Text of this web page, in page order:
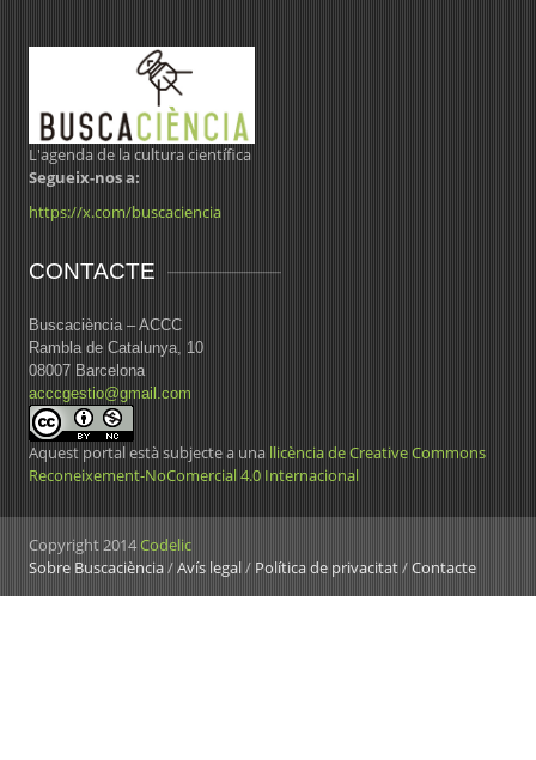
L'agenda de la cultura científica
Segueix-nos a:
https://x.com/buscaciencia
CONTACTE
Buscaciència – ACCC
Rambla de Catalunya, 10
08007 Barcelona
acccgestio@gmail.com
Aquest portal està subjecte a una llicència de Creative Commons
Reconeixement-NoComercial 4.0 Internacional
Copyright 2014Codelic
Sobre Buscaciència/Avís legal/ Política de privacitat/Contacte